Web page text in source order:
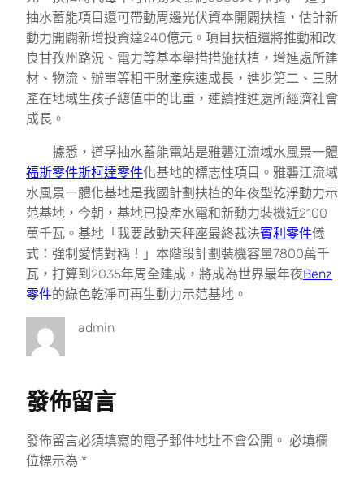
抽水蓄能項目還可帶動周邊光伏資本開闢扶植，估計新
動力開闢新增投資達240億元。項目扶植還將推動和改
良甘孜州路況、電力等基本舉措措施扶植，增進處所建
材、物流、辦事等相干財產疾速成長，進步第二、三財
產在地域生孩子總值中的比重，連續推進處所經濟社會
成長。
據悉，道孚抽水蓄能電站是雅礱江流域水風景一體
福斯零件斯柯達零件化基地的標志性項目。雅礱江流域
水風景一體化基地是我國計劃扶植的年夜型乾淨動力示
范基地，今朝，基地已投產水電和新動力裝機近2100
萬千瓦。基地「我要啟動天秤座最終裁決賓利零件儀
式：強制愛情對稱！」本階段計劃裝機容量7800萬千
瓦，打算到2035年周全建成，將成為世界最年夜Benz
零件的綠色乾淨可再生動力示范基地。
admin
發佈留言
發佈留言必須填寫的電子郵件地址不會公開。 必填欄
位標示為 *